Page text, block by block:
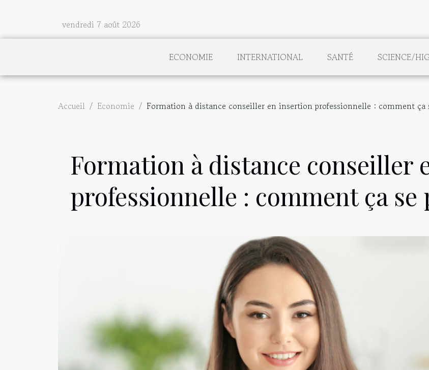
vendredi 7 août 2026
ECONOMIE INTERNATIONAL SANTÉ SCIENCE/
Accueil Economie Formation à distance conseiller en insertion professionnelle : comment ça
Formation à distance conseiller
professionnelle : comment ça se